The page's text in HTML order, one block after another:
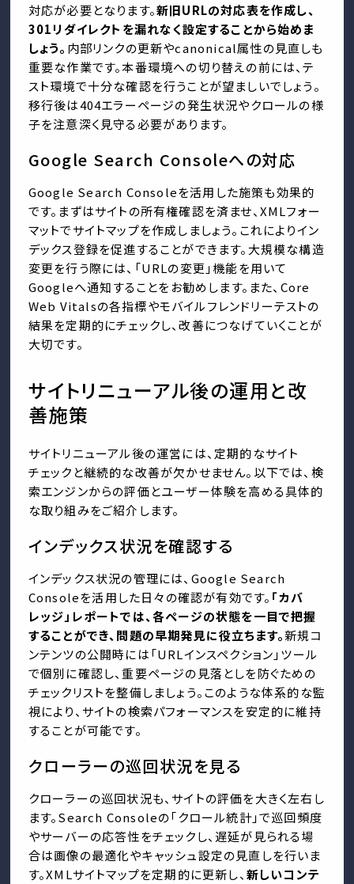
対応が必要となります。新旧URLの対応表を作成し、
301リダイレクトを漏れなく設定することから始めま
しょう。 内部リンクの更新やcanonical属性の見直しも
重要な作業です。本番環境への切り替えの前には、テ
スト環境で十分な確認を行うことが望ましいでしょう。
移行後は404エラーページの発生状況やクロールの様
子を注意深く見守る必要があります。
Google Search Consoleへの対応
Google Search Consoleを活用した施策も効果的
です。まずはサイトの所有権確認を済ませ、XMLフォー
マットでサイトマップを作成しましょう。これによりイン
デックス登録を促進することができます。大規模な構造
変更を行う際には、「URLの変更」機能を用いて
Googleへ通知することをお勧めします。また、Core
Web Vitalsの各指標やモバイルフレンドリーテストの
結果を定期的にチェックし、改善につなげていくことが
大切です。
サイトリニューアル後の運用と改
善施策
サイトリニューアル後の運営には、定期的なサイト
チェックと継続的な改善が欠かせません。以下では、検
索エンジンからの評価とユーザー体験を高める具体的
な取り組みをご紹介します。
インデックス状況を確認する
インデックス状況の管理には、Google Search
Consoleを活用した日々の確認が有効です。 「カバ
レッジ」レポートでは、各ページの状態を一目で把握
することができ、問題の早期発見に役立ちます。新規コ
ンテンツの公開時には「URLインスペクション」ツール
で個別に確認し、重要ページの見落としを防ぐための
チェックリストを整備しましょう。このような体系的な監
視により、サイトの検索パフォーマンスを安定的に維持
することが可能です。
クローラーの巡回状況を見る
クローラーの巡回状況も、サイトの評価を大きく左右し
ます。Search Consoleの「クロール統計」で巡回頻度
やサーバーの応答性をチェックし、遅延が見られる場
合は画像の最適化やキャッシュ設定の見直しを行いま
す。XMLサイトマップを定期的に更新し、 新しいコンテ